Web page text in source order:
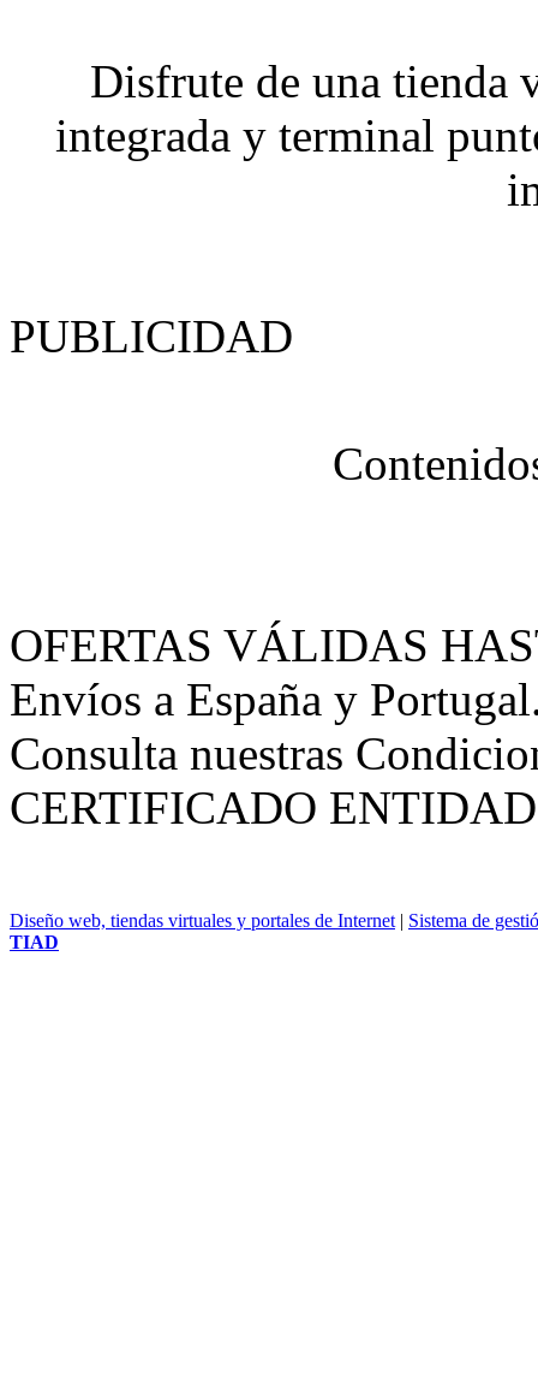
Disfrute de una tienda
integrada y terminal
PUBLICIDAD
OFERTAS VÁLIDAS
Envíos a España y
Consulta nuestras
CERTIFICADO
Diseño web, tiendas virtuales y portales de Internet | Sistema de
TIAD